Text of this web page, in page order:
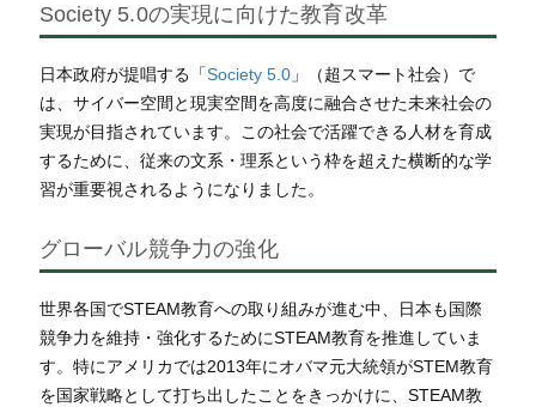
Society 5.0の実現に向けた教育改革
日本政府が提唱する「Society 5.0」（超スマート社会）で
は、サイバー空間と現実空間を高度に融合させた未来社会の
実現が目指されています。この社会で活躍できる人材を育成
するために、従来の文系・理系という枠を超えた横断的な学
習が重要視されるようになりました。
グローバル競争力の強化
世界各国でSTEAM教育への取り組みが進む中、日本も国際
競争力を維持・強化するためにSTEAM教育を推進していま
す。特にアメリカでは2013年にオバマ元大統領がSTEM教育
を国家戦略として打ち出したことをきっかけに、STEAM教